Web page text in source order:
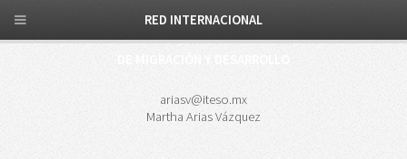
ariasv@iteso.mx
Martha Arias Vázquez
RED INTERNACIONAL